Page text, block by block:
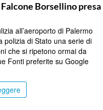
Borsellino presa
all’aeroporto di Palermo
polizia di Stato una serie di
che si ripetono ormai da
Fonti preferite su Google